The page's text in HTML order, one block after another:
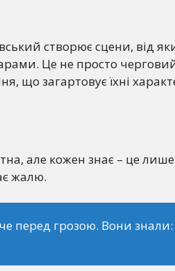
створює сцени, від
Це не просто
що загартовує їхні
але кожен знає – це лише
жалю.
перед грозою. Вони знали: